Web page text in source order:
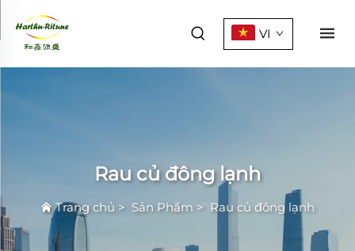
VI
Rau củ đông lạnh
Trang chủ > Sản Phẩm > Rau củ đông lạnh